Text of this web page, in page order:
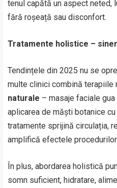
tenul capătă un aspect neted,
fără roșeață sau disconfort.
Tratamente holistice –
Tendințele din 2025 nu se
multe clinici combină terapiile
naturale – masaje faciale
aplicarea de măști botanice
tratamente sprijină circulația,
amplifică efectele
În plus, abordarea holistică
somn suficient, hidratare,